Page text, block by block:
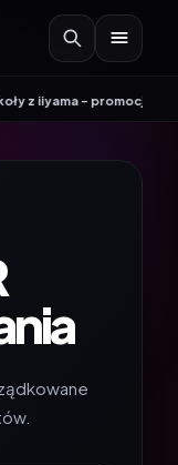
– promocja Back to